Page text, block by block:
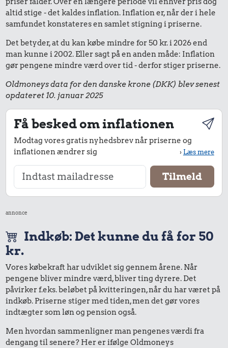
altid stige - det kaldes inflation. Inflation er, når der i hele
samfundet konstateres en samlet stigning i priserne.
Det betyder, at du kan købe mindre for 50 kr. i 2026 end
man kunne i 2002. Eller sagt på en anden måde: Inflation
gør pengene mindre værd over tid - derfor stiger priserne.
Oldmoneys data for den danske krone (DKK) blev senest
opdateret 10. januar 2025
Få besked om inflationen
Modtag vores gratis nyhedsbrev når priserne og
inflationen ændrer sig
›Læs mere
annonce
Indkøb: Det kunne du få for 50
kr.
Vores købekraft har udviklet sig gennem årene. Når
pengene bliver mindre værd, bliver ting dyrere. Det
påvirker f.eks. beløbet på kvitteringen, når du har været på
indkøb. Priserne stiger med tiden, men det gør vores
indtægter som løn og pension også.
Men hvordan sammenligner man pengenes værdi fra
dengang til senere? Her er ifølge Oldmoneys